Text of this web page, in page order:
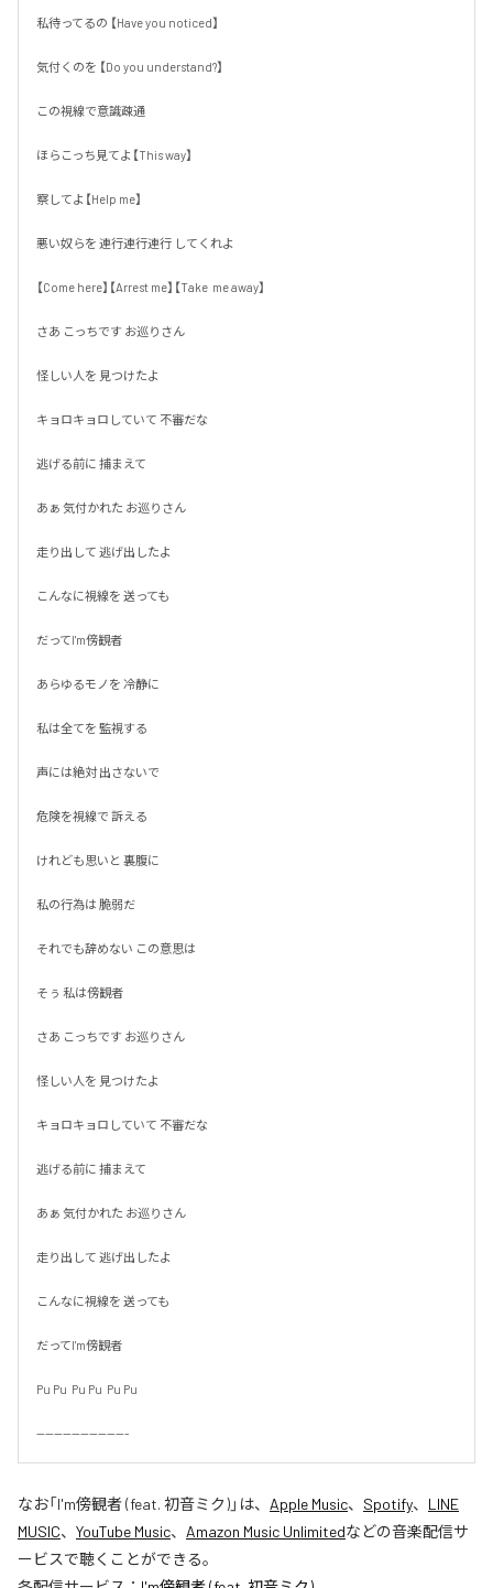
私待ってるの 【Have you noticed】
気付くのを 【Do you understand?】
この視線で意識疎通
ほらこっち見てよ【This way】
察してよ【Help me】
悪い奴らを 連行連行連行 してくれよ
【Come here】【Arrest me】【Take  me away】
さあ こっちです お巡りさん
怪しい人を 見つけたよ
キョロキョロしていて 不審だな
逃げる前に 捕まえて
あぁ 気付かれた お巡りさん
走り出して 逃げ出したよ
こんなに視線を 送っても
だってI'm傍観者
あらゆるモノを 冷静に
私は全てを 監視する
声には絶対 出さないで
危険を視線で 訴える
けれども思いと 裏腹に
私の行為は 脆弱だ
それでも辞めない この意思は
そぅ 私は傍観者
さあ こっちです お巡りさん
怪しい人を 見つけたよ
キョロキョロしていて 不審だな
逃げる前に 捕まえて
あぁ 気付かれた お巡りさん
走り出して 逃げ出したよ
こんなに視線を 送っても
だってI'm傍観者
Pu Pu  Pu Pu  Pu Pu
---------------------
なお「I'm傍観者 (feat. 初音ミク)」は、 Apple Music、 Spotify、 LINE
MUSIC、 YouTube Music、 Amazon Music Unlimitedなどの音楽配信サ
ービスで聴くことができる。